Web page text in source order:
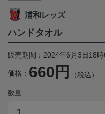
浦和レッズ
ハンドタオル
販売期間：2024年6月3日18
価格： 660円 （税込）
数量